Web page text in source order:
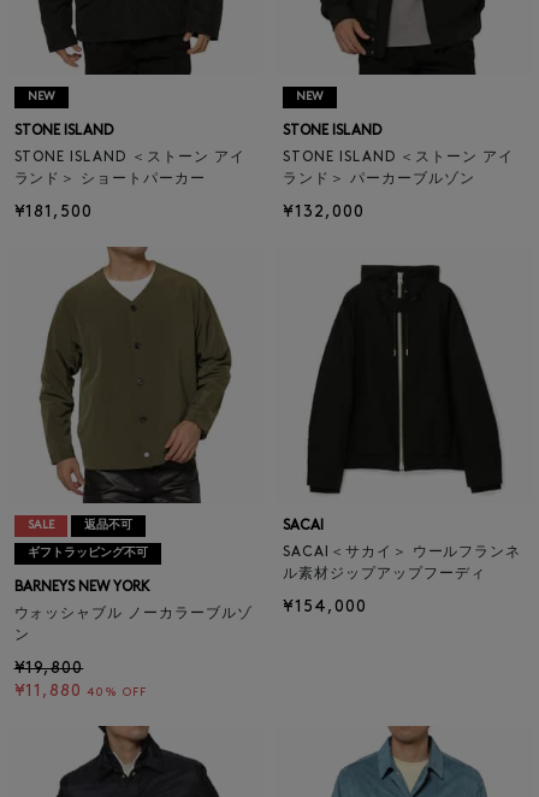
NEW
STONE ISLAND
STONE ISLAND ＜ストーン アイ
ランド＞ ショートパーカー
¥181,500
NEW
STONE ISLAND
STONE ISLAND ＜ストーン アイ
ランド＞ パーカーブルゾン
¥132,000
SALE 返品不可
ギフトラッピング不可
BARNEYS NEW YORK
ウォッシャブル ノーカラーブルゾ
ン
¥19,800
¥11,880 40% OFF
SACAI
SACAI＜サカイ＞ ウールフランネ
ル素材ジップアップフーディ
¥154,000